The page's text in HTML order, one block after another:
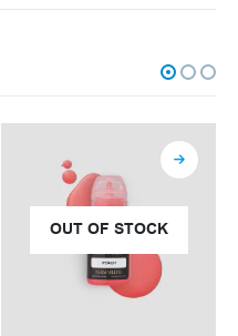
OUT OF STOCK